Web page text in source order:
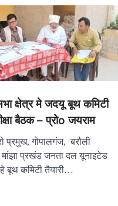
क्षेत्र मे जदयू बूथ कमिटी
बैठक – प्रोo जयराम
प्रमुख, गोपालगंज, बरौली
मांझा प्रखंड जनता दल यूनाइटेड
बूथ कमिटी तैयारी…